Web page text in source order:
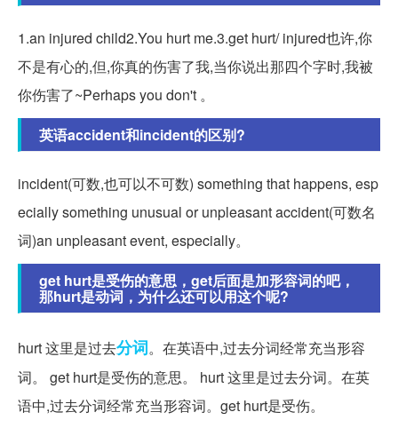
1.an injured child2.You hurt me.3.get hurt/ injured也许,你
不是有心的,但,你真的伤害了我,当你说出那四个字时,我被
你伤害了~Perhaps you don't 。
英语accident和incident的区别?
incident(可数,也可以不可数) something that happens, esp
ecially something unusual or unpleasant accident(可数名
词)an unpleasant event, especially。
get hurt是受伤的意思，get后面是加形容词的吧，
那hurt是动词，为什么还可以用这个呢?
hurt 这里是过去分词。在英语中,过去分词经常充当形容
词。 get hurt是受伤的意思。 hurt 这里是过去分词。在英
语中,过去分词经常充当形容词。get hurt是受伤。